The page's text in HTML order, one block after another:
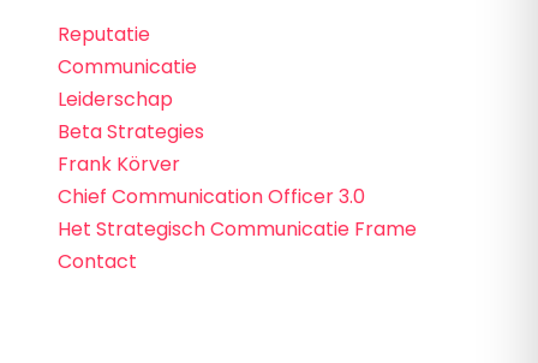
Reputatie
Communicatie
Leiderschap
Beta Strategies
Frank Körver
Chief Communication Officer 3.0
Het Strategisch Communicatie Frame
Contact